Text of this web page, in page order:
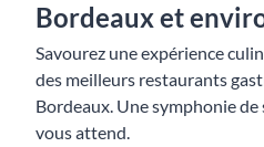
Bordeaux et
Savourez une expérience
des meilleurs restaurants
Bordeaux. Une symphonie
vous attend.